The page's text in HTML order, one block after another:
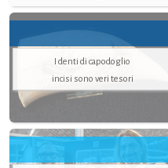
I denti di capodoglio
incisi sono veri tesori